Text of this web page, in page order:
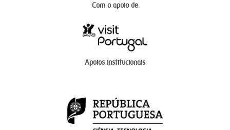
Com o apoio de
Apoios institucionais